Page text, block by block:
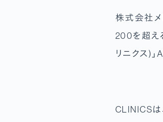
株式会社メ
200を超え
リニクス)
CLINICSは